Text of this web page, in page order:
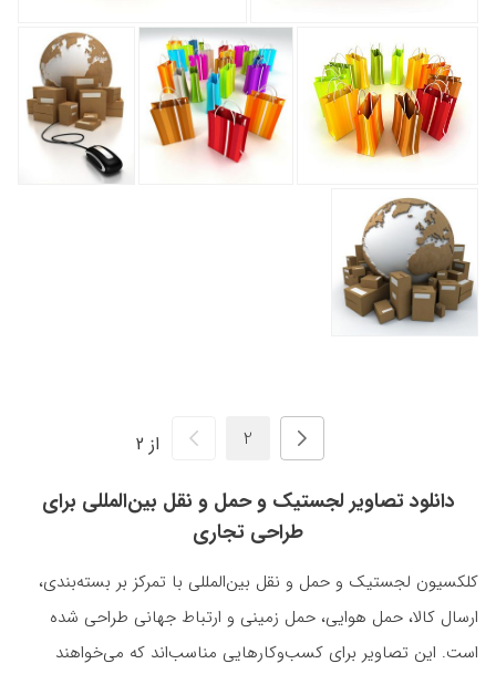
از 2
دانلود تصاویر لجستیک و حمل و نقل بین‌المللی برای
طراحی تجاری
کلکسیون لجستیک و حمل و نقل بین‌المللی با تمرکز بر بسته‌بندی،
ارسال کالا، حمل هوایی، حمل زمینی و ارتباط جهانی طراحی شده
است. این تصاویر برای کسب‌وکارهایی مناسب‌اند که می‌خواهند